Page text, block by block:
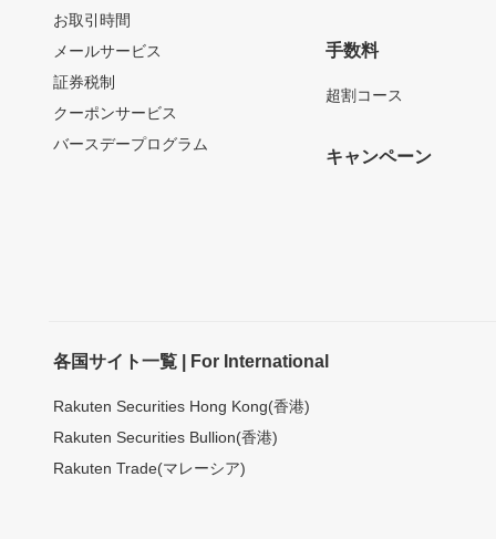
お取引時間
メールサービス
証券税制
クーポンサービス
バースデープログラム
手数料
超割コース
キャンペーン
各国サイト一覧 | For International
Rakuten Securities Hong Kong(香港)
Rakuten Securities Bullion(香港)
Rakuten Trade(マレーシア)